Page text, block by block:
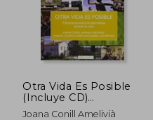
50%
dcto. $ 64.877
Otra Vida Es Posible
(Incluye CD)
(Sociedad Red)
Joana Conill Amelivià